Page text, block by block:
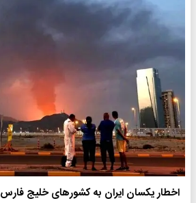
اخطار یکسان ایران به کشورهای خلیج فارس